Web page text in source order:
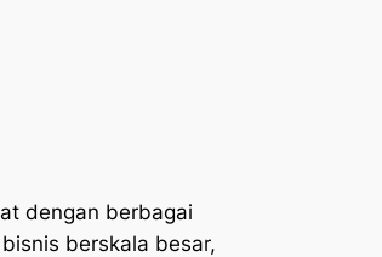
dengan berbagai
berskala besar,